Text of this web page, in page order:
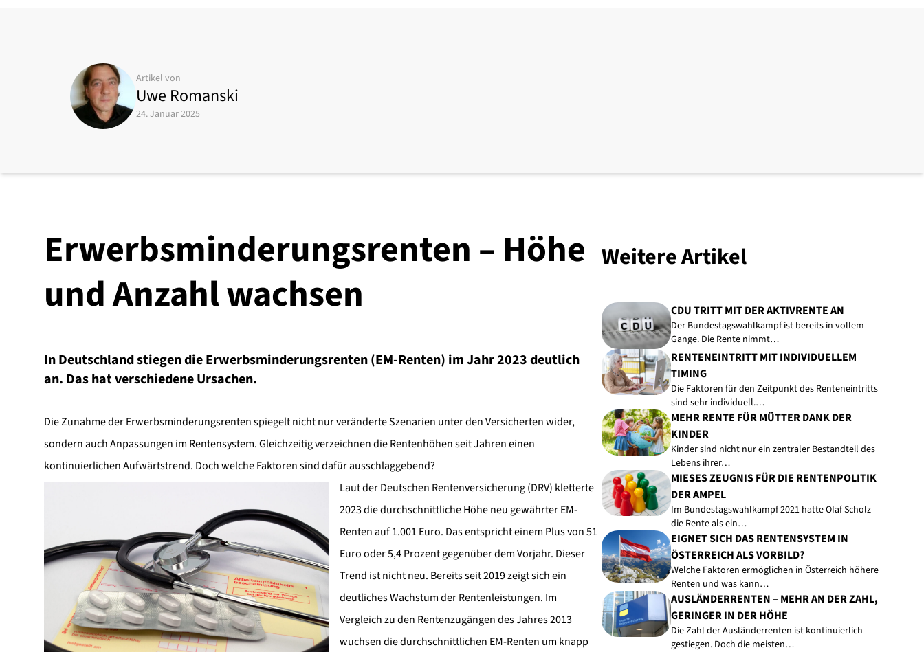
Artikel von
Uwe Romanski
24. Januar 2025
Erwerbsminderungsrenten – Höhe
und Anzahl wachsen
In Deutschland stiegen die Erwerbsminderungsrenten (EM-Renten) im Jahr 2023 deutlich
an. Das hat verschiedene Ursachen.
Die Zunahme der Erwerbsminderungsrenten spiegelt nicht nur veränderte Szenarien unter den Versicherten wider,
sondern auch Anpassungen im Rentensystem. Gleichzeitig verzeichnen die Rentenhöhen seit Jahren einen
kontinuierlichen Aufwärtstrend. Doch welche Faktoren sind dafür ausschlaggebend?
Laut der Deutschen Rentenversicherung (DRV) kletterte
2023 die durchschnittliche Höhe neu gewährter EM-
Renten auf 1.001 Euro. Das entspricht einem Plus von 51
Euro oder 5,4 Prozent gegenüber dem Vorjahr. Dieser
Trend ist nicht neu. Bereits seit 2019 zeigt sich ein
deutliches Wachstum der Rentenleistungen. Im
Vergleich zu den Rentenzugängen des Jahres 2013
wuchsen die durchschnittlichen EM-Renten um knapp
Weitere Artikel
CDU TRITT MIT DER AKTIVRENTE AN
Der Bundestagswahlkampf ist bereits in vollem
Gange. Die Rente nimmt…
RENTENEINTRITT MIT INDIVIDUELLEM
TIMING
Die Faktoren für den Zeitpunkt des Renteneintritts
sind sehr individuell.…
MEHR RENTE FÜR MÜTTER DANK DER
KINDER
Kinder sind nicht nur ein zentraler Bestandteil des
Lebens ihrer…
MIESES ZEUGNIS FÜR DIE RENTENPOLITIK
DER AMPEL
Im Bundestagswahlkampf 2021 hatte OIaf Scholz
die Rente als ein…
EIGNET SICH DAS RENTENSYSTEM IN
ÖSTERREICH ALS VORBILD?
Welche Faktoren ermöglichen in Österreich höhere
Renten und was kann…
AUSLÄNDERRENTEN – MEHR AN DER ZAHL,
GERINGER IN DER HÖHE
Die Zahl der Ausländerrenten ist kontinuierlich
gestiegen. Doch die meisten…